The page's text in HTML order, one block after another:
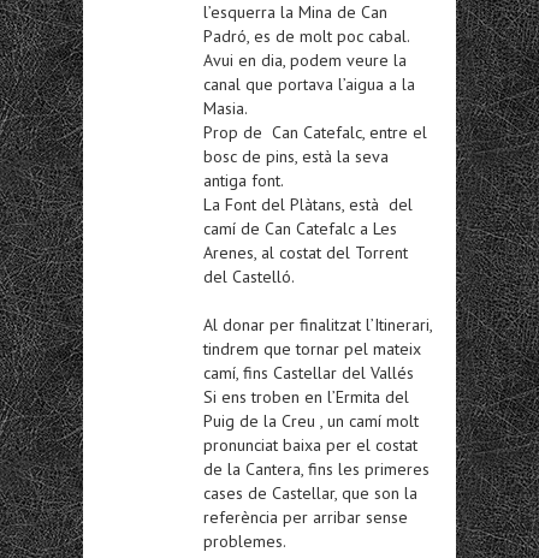
l’esquerra la Mina de Can
Padró, es de molt poc cabal.
Avui en dia, podem veure la
canal que portava l’aigua a la
Masia.
Prop de Can Catefalc, entre el
bosc de pins, està la seva
antiga font.
La Font del Plàtans, està del
camí de Can Catefalc a Les
Arenes, al costat del Torrent
del Castelló.
Al donar per finalitzat l’Itinerari,
tindrem que tornar pel mateix
camí, fins Castellar del Vallés
Si ens troben en l’Ermita del
Puig de la Creu , un camí molt
pronunciat baixa per el costat
de la Cantera, fins les primeres
cases de Castellar, que son la
referència per arribar sense
problemes.